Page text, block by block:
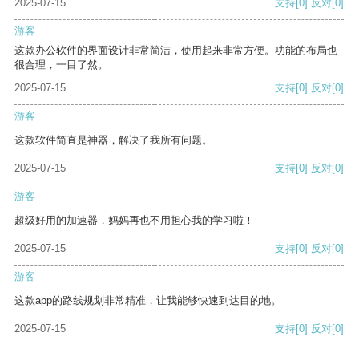
2025-07-15 支持[0] 反对[0]
游客
这款办公软件的界面设计非常简洁，使用起来非常方便。功能的布局也
很合理，一目了然。
2025-07-15
支持[0] 反对[0]
游客
这款软件简直是神器，解决了我所有问题。
2025-07-15 支持[0] 反对[0]
游客
超级好用的加速器，妈妈再也不用担心我的学习啦！
2025-07-15 支持[0] 反对[0]
游客
这款app的路线规划非常精准，让我能够快速到达目的地。
2025-07-15 支持[0] 反对[0]